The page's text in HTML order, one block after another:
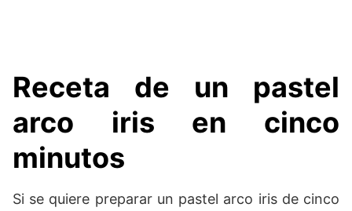
Receta de un pastel
arco iris en cinco
minutos
Si se quiere preparar un pastel arco iris de cinco